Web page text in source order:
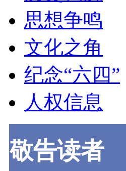
思想争鸣
文化之角
纪念“六四”
人权信息
敬告读者